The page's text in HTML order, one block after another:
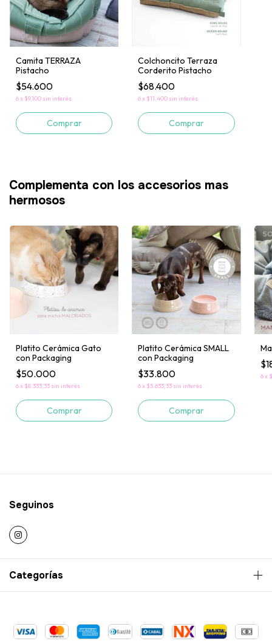
Camita TERRAZA
Pistacho
$54.600
6x $9.100 sin interés
Comprar
Colchoncito Terraza
Corderito Pistacho
$68.400
6x $11.400 sin interés
Comprar
Complementa con los accesorios mas
hermosos
Platito Cerámica Gato
con Packaging
$50.000
6x $8.333,33 sin interés
Comprar
Platito Cerámica SMALL
con Packaging
$33.800
6x $5.633,33 sin interés
Comprar
6x
Seguinos
Categorías